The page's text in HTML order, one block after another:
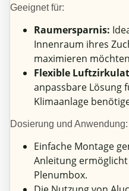
Geeignet für:
Raumersparnis:
Innenraum ihres
maximieren
Flexible
anpassbare Lösung
Klimaanlage
Dosierung und Anwendung:
Einfache Montage
Anleitung
Plenumbox.